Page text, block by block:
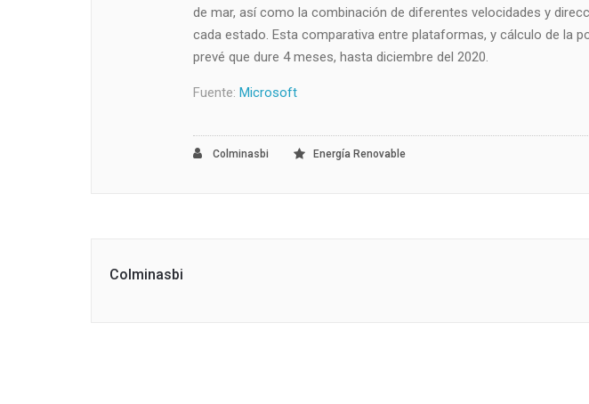
de mar, así como la combinación de diferentes velocidades y
cada estado. Esta comparativa entre plataformas, y cálculo de la
prevé que dure 4 meses, hasta diciembre del 2020.
Fuente: Microsoft
Colminasbi Energía Renovable
Colminasbi